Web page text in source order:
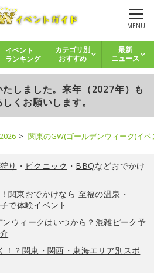
MENU
イベント
ランキング
カテゴリ別
おすすめ
最新
ニュース
しました。来年（2027年）も
くお願いします。
関東のGW(ゴールデンウィーク)イ
り ・ ピクニック ・ BBQなどおでかけ
関東おでかけなら 至福の温泉 ・
で体験イベント
ウィークはいつから？混雑ピーク予
！？関東・関西・東海エリア別スポ